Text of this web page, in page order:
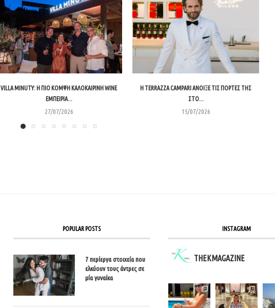
VILLA MINUTY: Η ΠΙΟ ΚΟΜΨΉ ΚΑΛΟΚΑΙΡΙΝΉ WINE
ΕΜΠΕΙΡΊΑ...
27/07/2026
Η TERRAZZA CAMPARI ΆΝΟΙΞΕ ΤΙΣ ΠΌΡΤΕΣ ΤΗΣ
ΣΤΟ...
15/07/2026
POPULAR POSTS
7 περίεργα στοιχεία που
ελκύουν τους άντρες σε
μία γυναίκα
INSTAGRAM
THEKMAGAZINE